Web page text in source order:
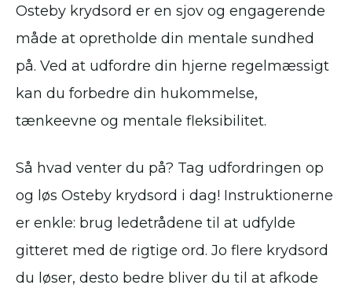
Osteby krydsord er en sjov og engagerende
måde at opretholde din mentale sundhed
på. Ved at udfordre din hjerne regelmæssigt
kan du forbedre din hukommelse,
tænkeevne og mentale fleksibilitet.
Så hvad venter du på? Tag udfordringen op
og løs Osteby krydsord i dag! Instruktionerne
er enkle: brug ledetrådene til at udfylde
gitteret med de rigtige ord. Jo flere krydsord
du løser, desto bedre bliver du til at afkode